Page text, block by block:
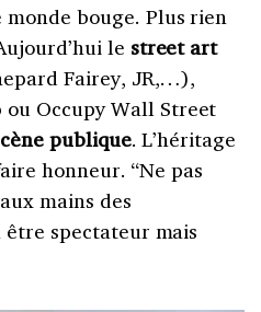
bouge. Plus rien
le street art
Fairey, JR,…),
Occupy Wall Street
publique. L’héritage
honneur. “Ne pas
mains des
être spectateur mais